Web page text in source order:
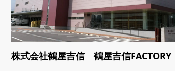
株式会社鶴屋吉信 鶴屋吉信FACTORY